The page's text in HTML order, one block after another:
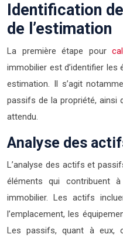
Identification
de l’estimation
La première étape pour
immobilier est d’identifier
estimation. Il s’agit
passifs de la propriété, ainsi
attendu.
Analyse des
L’analyse des actifs et
éléments qui contribuent
immobilier. Les actifs
l’emplacement, les
Les passifs, quant à eux,